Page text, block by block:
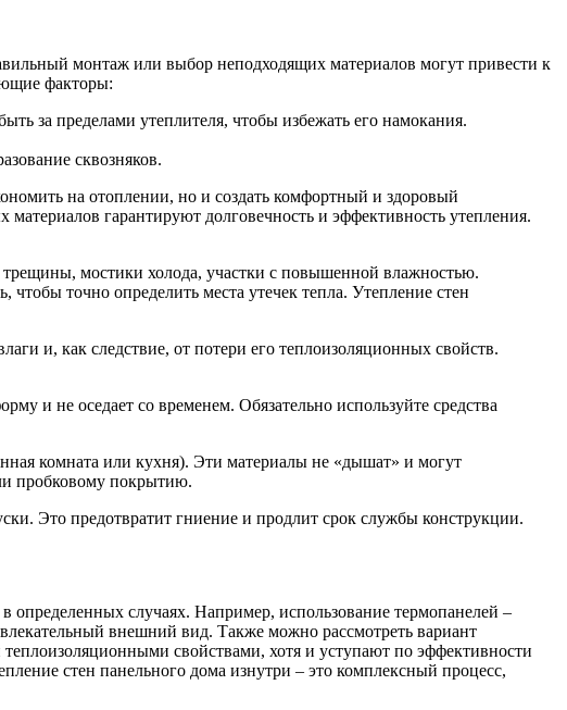
монтаж или выбор неподходящих материалов могут привести к
факторы:
за пределами утеплителя, чтобы избежать его намокания.
сквозняков.
на отоплении, но и создать комфортный и здоровый
гарантируют долговечность и эффективность утепления.
мостики холода, участки с повышенной влажностью.
точно определить места утечек тепла. Утепление стен
и, как следствие, от потери его теплоизоляционных свойств.
и не оседает со временем. Обязательно используйте средства
комната или кухня). Эти материалы не «дышат» и могут
пробковому покрытию.
Это предотвратит гниение и продлит срок службы конструкции.
случаях. Например, использование термопанелей –
внешний вид. Также можно рассмотреть вариант
свойствами, хотя и уступают по эффективности
стен панельного дома изнутри – это комплексный процесс,